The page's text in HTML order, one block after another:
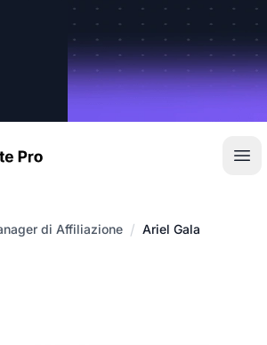
di Affiliazione / Ariel Gala